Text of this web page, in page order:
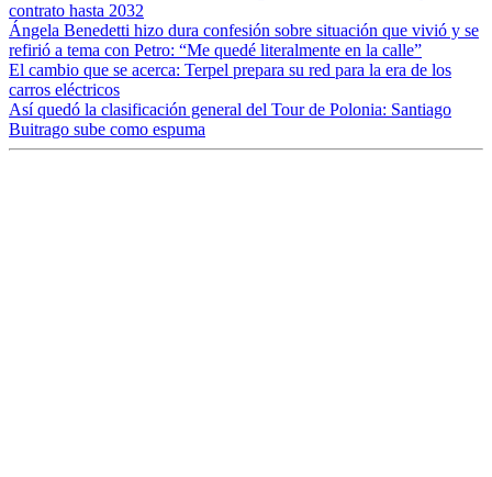
contrato hasta 2032
Ángela Benedetti hizo dura confesión sobre situación que vivió y se
refirió a tema con Petro: “Me quedé literalmente en la calle”
El cambio que se acerca: Terpel prepara su red para la era de los
carros eléctricos
Así quedó la clasificación general del Tour de Polonia: Santiago
Buitrago sube como espuma